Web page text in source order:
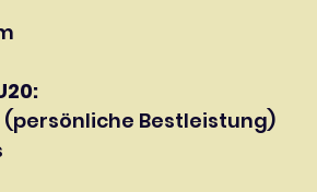
(persönliche Bestleistung)